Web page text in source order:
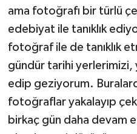
ama fotoğrafı bir türlü
edebiyat ile tanıklık
fotoğraf ile de tanıklık
gündür tarihi yerlerimizi,
edip geziyorum.
fotoğraflar yakalayıp
birkaç gün daha devam